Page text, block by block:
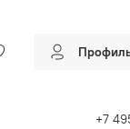
+7